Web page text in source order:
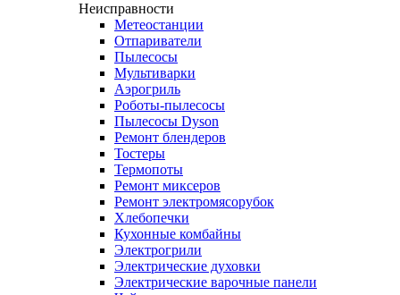
Неисправности
Метеостанции
Отпариватели
Пылесосы
Мультиварки
Аэрогриль
Роботы-пылесосы
Пылесосы Dyson
Ремонт блендеров
Тостеры
Термопоты
Ремонт миксеров
Ремонт электромясорубок
Хлебопечки
Кухонные комбайны
Электрогрили
Электрические духовки
Электрические варочные панели